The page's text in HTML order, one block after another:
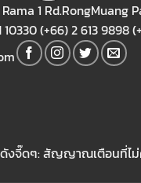
1 Rd.RongMuang
(+66) 2 613 9898
ดังจี๊ดๆ: สัญญาณเตือนที่ไม่